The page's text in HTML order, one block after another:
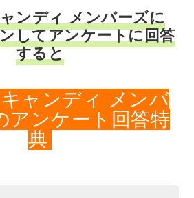
ンディ メンバーズに
してアンケートに回答
すると
ャンディ メンバ
アンケート回答特
典